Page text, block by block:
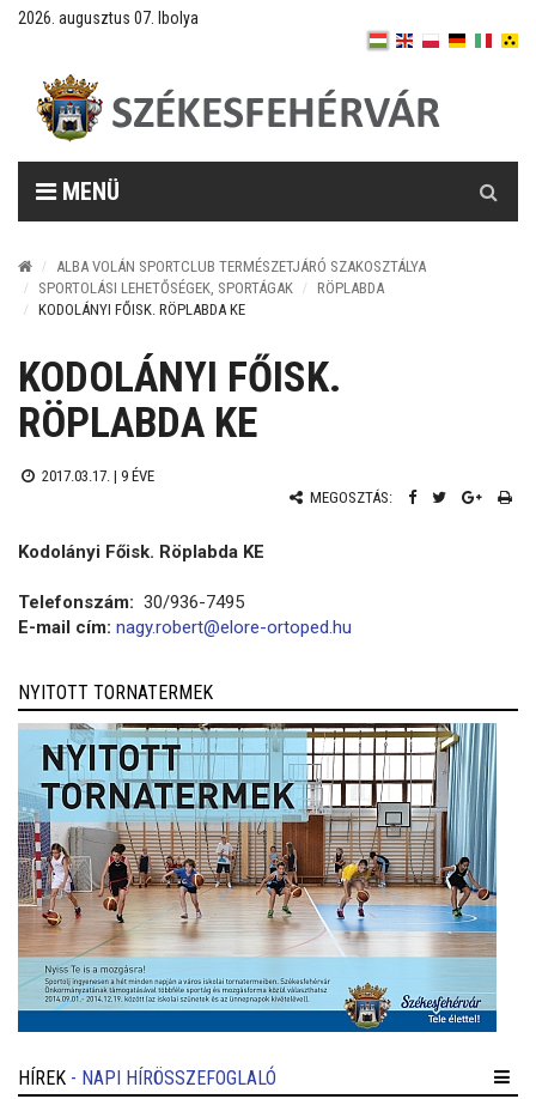
2026. augusztus 07. Ibolya
MENÜ
ALBA VOLÁN SPORTCLUB TERMÉSZETJÁRÓ SZAKOSZTÁLYA
SPORTOLÁSI LEHETŐSÉGEK, SPORTÁGAK
RÖPLABDA
KODOLÁNYI FŐISK. RÖPLABDA KE
KODOLÁNYI FŐISK.
RÖPLABDA KE
2017.03.17. | 9 ÉVE
MEGOSZTÁS:
Kodolányi Főisk. Röplabda KE
Telefonszám: 30/936-7495
E-mail cím: nagy.robert@elore-ortoped.hu
NYITOTT TORNATERMEK
HÍREK - NAPI HÍRÖSSZEFOGLALÓ